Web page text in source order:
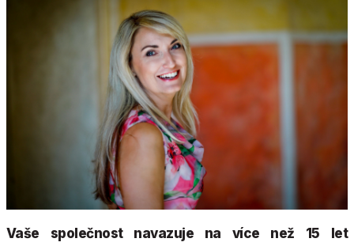
Vaše společnost navazuje na více než 15 let